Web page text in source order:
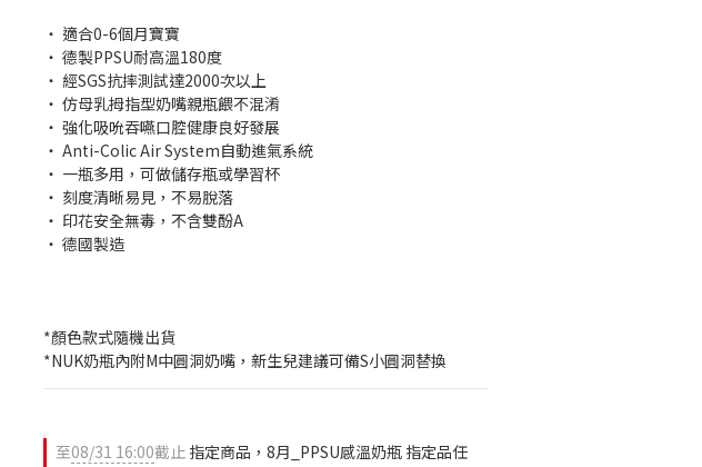
‧ 適合0-6個月寶寶
‧ 德製PPSU耐高溫180度
‧ 經SGS抗摔測試達2000次以上
‧ 仿母乳拇指型奶嘴親瓶餵不混淆
‧ 強化吸吮吞嚥口腔健康良好發展
‧ Anti-Colic Air System自動進氣系統
‧ 一瓶多用，可做儲存瓶或學習杯
‧ 刻度清晰易見，不易脫落
‧ 印花安全無毒，不含雙酚A
‧ 德國製造
*顏色款式隨機出貨
*NUK奶瓶內附M中圓洞奶嘴，新生兒建議可備S小圓洞替換
至08/31 16:00截止 指定商品，8月_PPSU感溫奶瓶 指定品任